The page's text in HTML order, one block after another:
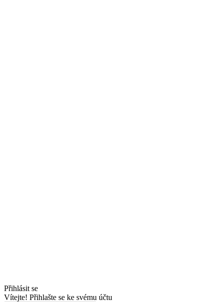
Přihlásit se
Vítejte! Přihlašte se ke svému účtu